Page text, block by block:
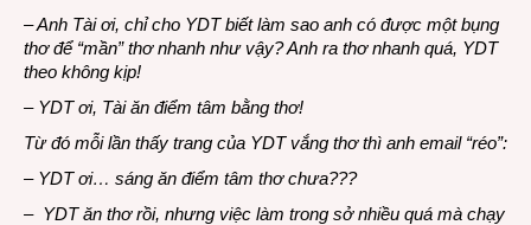
– Anh Tài ơi, chỉ cho YDT biết làm sao anh có được một bụng
thơ để “mần” thơ nhanh như vậy? Anh ra thơ nhanh quá, YDT
theo không kịp!
– YDT ơi, Tài ăn điểm tâm bằng thơ!
Từ đó mỗi lần thấy trang của YDT vắng thơ thì anh email “réo”:
– YDT ơi… sáng ăn điểm tâm thơ chưa???
– YDT ăn thơ rồi, nhưng việc làm trong sở nhiều quá mà chạy